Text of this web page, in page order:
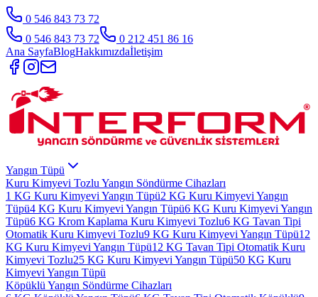
0 546 843 73 72
0 546 843 73 72
0 212 451 86 16
Ana SayfaBlogHakkımızdaİletişim
Yangın Tüpü
Kuru Kimyevi Tozlu Yangın Söndürme Cihazları
1 KG Kuru Kimyevi Yangın Tüpü2 KG Kuru Kimyevi Yangın
Tüpü4 KG Kuru Kimyevi Yangın Tüpü6 KG Kuru Kimyevi Yangın
Tüpü6 KG Krom Kaplama Kuru Kimyevi Tozlu6 KG Tavan Tipi
Otomatik Kuru Kimyevi Tozlu9 KG Kuru Kimyevi Yangın Tüpü12
KG Kuru Kimyevi Yangın Tüpü12 KG Tavan Tipi Otomatik Kuru
Kimyevi Tozlu25 KG Kuru Kimyevi Yangın Tüpü50 KG Kuru
Kimyevi Yangın Tüpü
Köpüklü Yangın Söndürme Cihazları